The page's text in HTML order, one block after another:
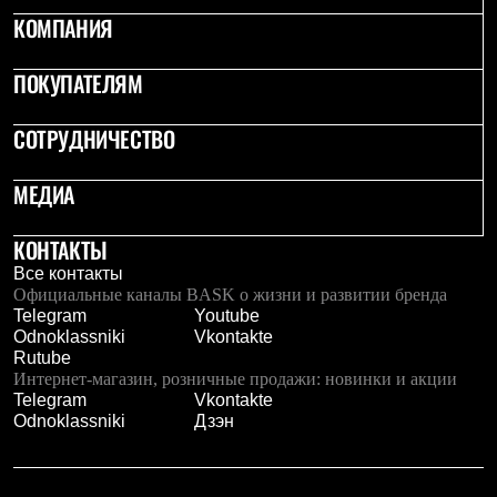
PEAK
ЗА ПОЛЯРНЫМ КРУГОМ
BASK kids
CITY
ИДЁМ В ПОХОД
Дневник капитана
Каталог дилеров
Компания
История
Отцы основатели
Производство
Баск в вашем городе
Контроль качества
Технологии
Команда Баск
Сотрудничество
Дилерам
Стать дилером
Услуги
КОМПАНИЯ
ПОКУПАТЕЛЯМ
СОТРУДНИЧЕСТВО
МЕДИА
КОНТАКТЫ
Все контакты
Официальные каналы BASK о жизни и развитии бренда
Telegram
Youtube
Odnoklassniki
Vkontakte
Rutube
Интернет-магазин, розничные продажи: новинки и акции
Telegram
Vkontakte
Odnoklassniki
Дзэн